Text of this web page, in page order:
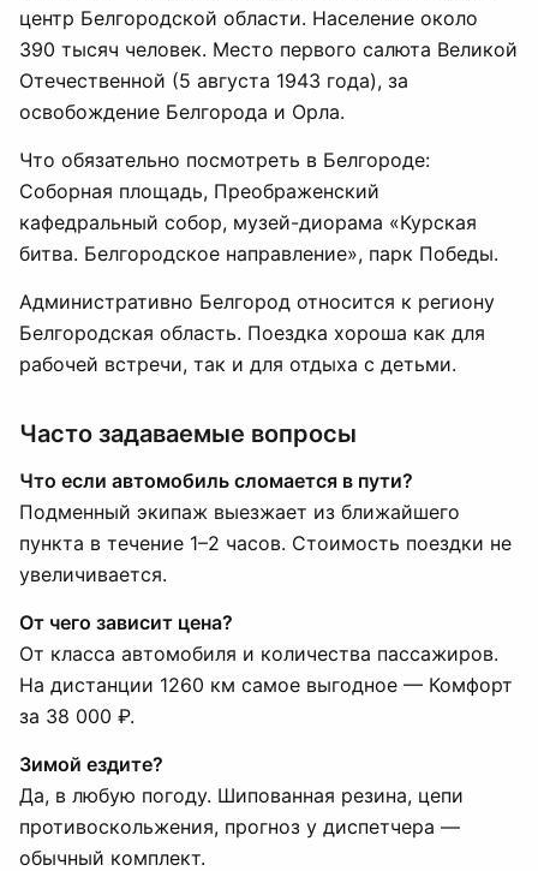
центр Белгородской области. Население около
390 тысяч человек. Место первого салюта Великой
Отечественной (5 августа 1943 года), за
освобождение Белгорода и Орла.
Что обязательно посмотреть в Белгороде:
Соборная площадь, Преображенский
кафедральный собор, музей-диорама «Курская
битва. Белгородское направление», парк Победы.
Административно Белгород относится к региону
Белгородская область. Поездка хороша как для
рабочей встречи, так и для отдыха с детьми.
Часто задаваемые вопросы
Что если автомобиль сломается в пути?
Подменный экипаж выезжает из ближайшего
пункта в течение 1–2 часов. Стоимость поездки не
увеличивается.
От чего зависит цена?
От класса автомобиля и количества пассажиров.
На дистанции 1260 км самое выгодное — Комфорт
за 38 000 ₽.
Зимой ездите?
Да, в любую погоду. Шипованная резина, цепи
противоскольжения, прогноз у диспетчера —
обычный комплект.